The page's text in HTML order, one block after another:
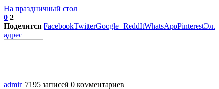
На праздничный стол
0 2
Поделится FacebookTwitterGoogle+ReddItWhatsAppPinterestЭл.
адрес
admin 7195 записей 0 комментариев